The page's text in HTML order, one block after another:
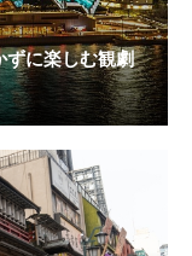
ずに楽しむ観劇